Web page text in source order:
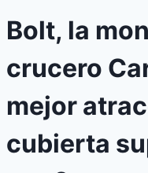
Bolt, la
crucero
mejor
cubierta